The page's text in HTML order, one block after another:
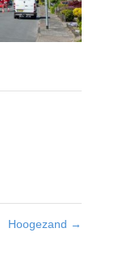
Hoogezand →